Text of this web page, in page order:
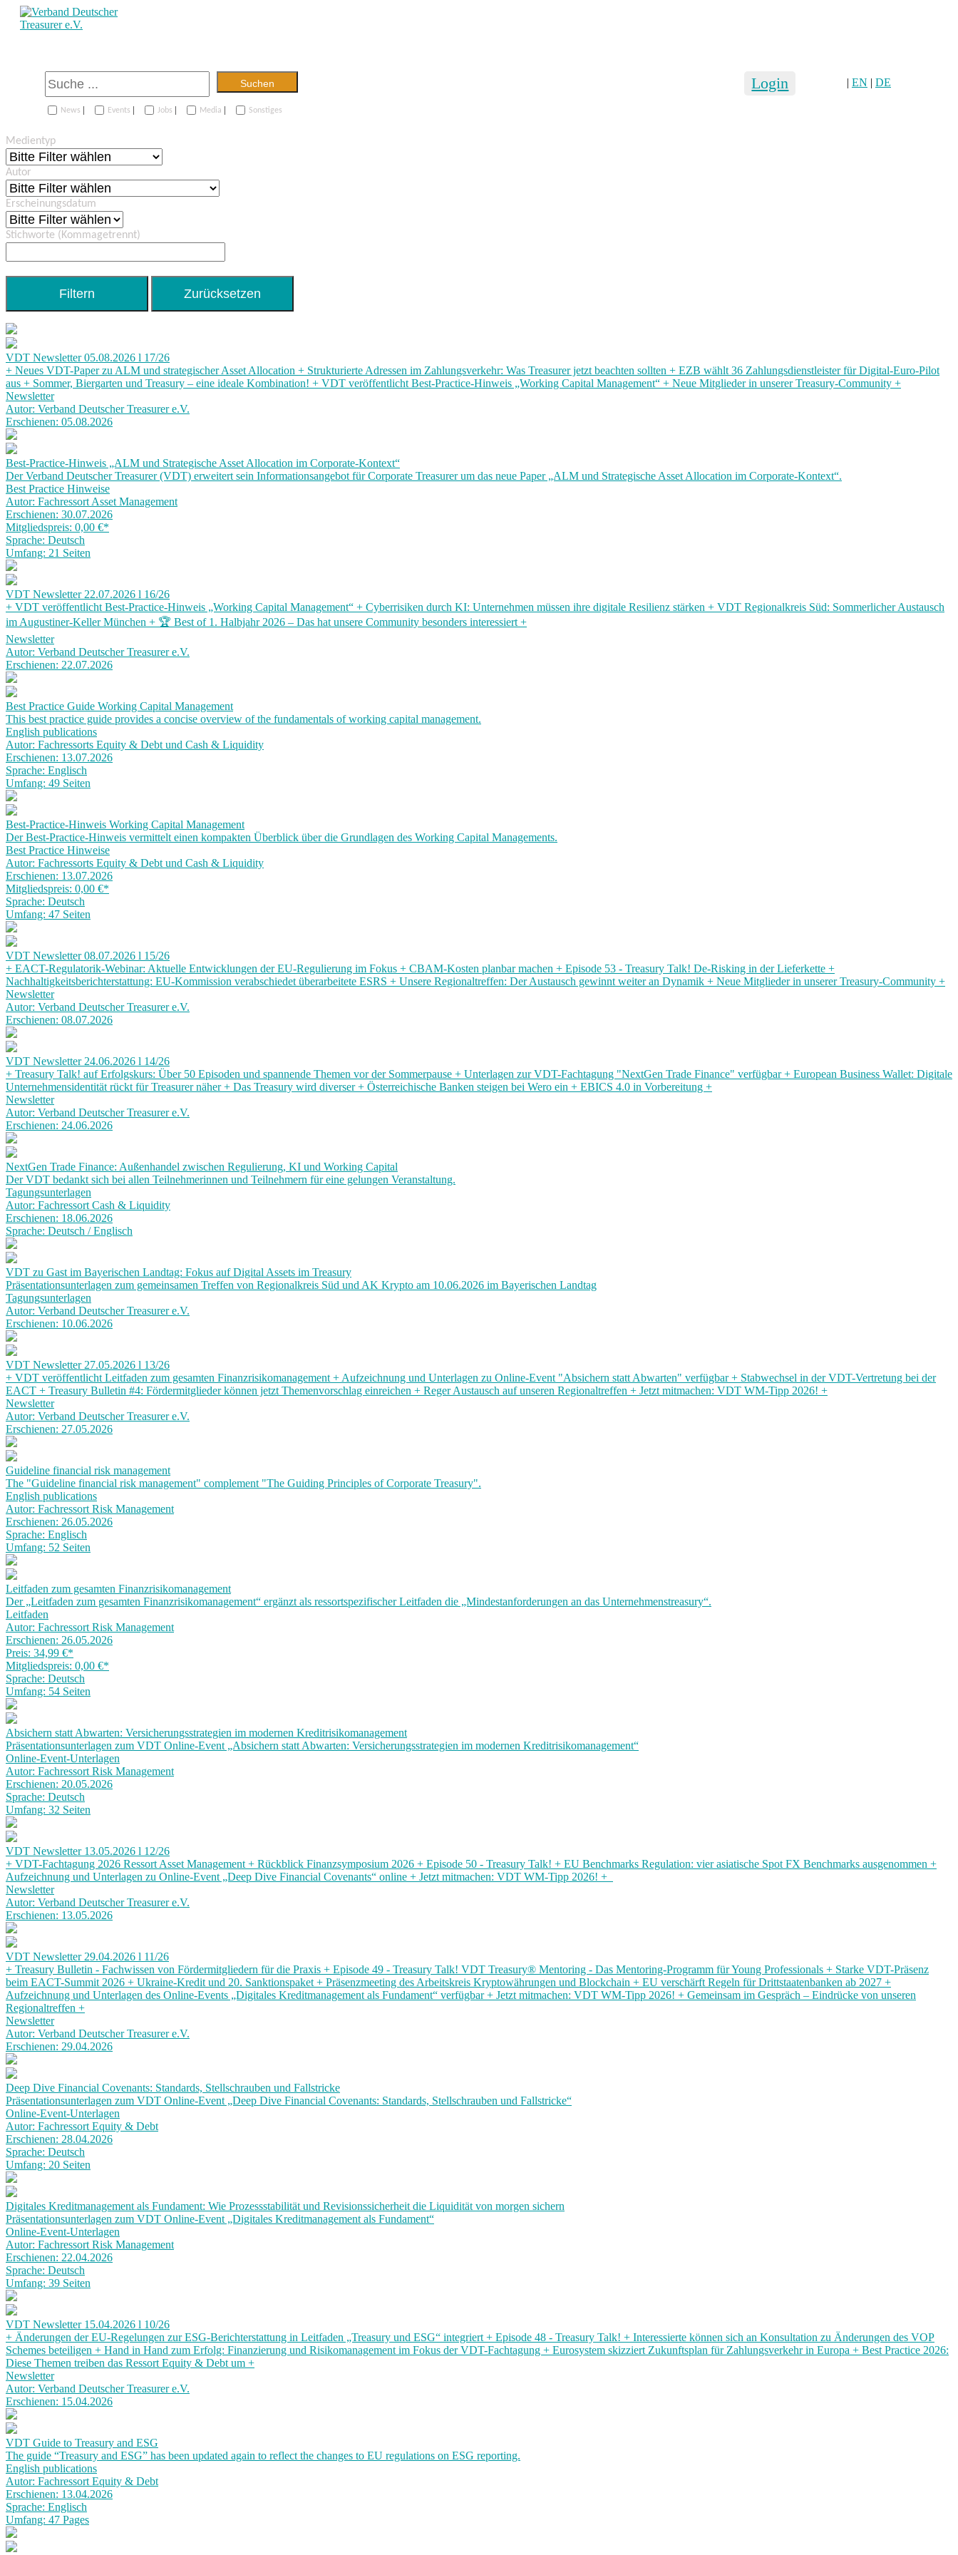
| EN | DE
Login
Suchen
News | Events | Jobs | Media | Sonstiges
Medientyp
Autor
Erscheinungsdatum
Stichworte (Kommagetrennt)
VDT Newsletter 05.08.2026 l 17/26
+ Neues VDT-Paper zu ALM und strategischer Asset Allocation + Strukturierte Adressen im Zahlungsverkehr: Was Treasurer jetzt beachten sollten + EZB wählt 36 Zahlungsdienstleister für Digital-Euro-Pilot
aus + Sommer, Biergarten und Treasury – eine ideale Kombination! + VDT veröffentlicht Best-Practice-Hinweis „Working Capital Management“ + Neue Mitglieder in unserer Treasury-Community +
Newsletter
Autor: Verband Deutscher Treasurer e.V.
Erschienen: 05.08.2026
Best-Practice-Hinweis „ALM und Strategische Asset Allocation im Corporate-Kontext“
Der Verband Deutscher Treasurer (VDT) erweitert sein Informationsangebot für Corporate Treasurer um das neue Paper „ALM und Strategische Asset Allocation im Corporate-Kontext“.
Best Practice Hinweise
Autor: Fachressort Asset Management
Erschienen: 30.07.2026
Mitgliedspreis: 0,00 €*
Sprache: Deutsch
Umfang: 21 Seiten
VDT Newsletter 22.07.2026 l 16/26
+ VDT veröffentlicht Best-Practice-Hinweis „Working Capital Management“ + Cyberrisiken durch KI: Unternehmen müssen ihre digitale Resilienz stärken + VDT Regionalkreis Süd: Sommerlicher Austausch
im Augustiner-Keller München + 🏆 Best of 1. Halbjahr 2026 – Das hat unsere Community besonders interessiert +
Newsletter
Autor: Verband Deutscher Treasurer e.V.
Erschienen: 22.07.2026
Best Practice Guide Working Capital Management
This best practice guide provides a concise overview of the fundamentals of working capital management.
English publications
Autor: Fachressorts Equity & Debt und Cash & Liquidity
Erschienen: 13.07.2026
Sprache: Englisch
Umfang: 49 Seiten
Best-Practice-Hinweis Working Capital Management
Der Best-Practice-Hinweis vermittelt einen kompakten Überblick über die Grundlagen des Working Capital Managements.
Best Practice Hinweise
Autor: Fachressorts Equity & Debt und Cash & Liquidity
Erschienen: 13.07.2026
Mitgliedspreis: 0,00 €*
Sprache: Deutsch
Umfang: 47 Seiten
VDT Newsletter 08.07.2026 l 15/26
+ EACT-Regulatorik-Webinar: Aktuelle Entwicklungen der EU-Regulierung im Fokus + CBAM-Kosten planbar machen + Episode 53 - Treasury Talk! De-Risking in der Lieferkette +
Nachhaltigkeitsberichterstattung: EU-Kommission verabschiedet überarbeitete ESRS + Unsere Regionaltreffen: Der Austausch gewinnt weiter an Dynamik + Neue Mitglieder in unserer Treasury-Community +
Newsletter
Autor: Verband Deutscher Treasurer e.V.
Erschienen: 08.07.2026
VDT Newsletter 24.06.2026 l 14/26
+ Treasury Talk! auf Erfolgskurs: Über 50 Episoden und spannende Themen vor der Sommerpause + Unterlagen zur VDT-Fachtagung "NextGen Trade Finance" verfügbar + European Business Wallet: Digitale
Unternehmensidentität rückt für Treasurer näher + Das Treasury wird diverser + Österreichische Banken steigen bei Wero ein + EBICS 4.0 in Vorbereitung +
Newsletter
Autor: Verband Deutscher Treasurer e.V.
Erschienen: 24.06.2026
NextGen Trade Finance: Außenhandel zwischen Regulierung, KI und Working Capital
Der VDT bedankt sich bei allen Teilnehmerinnen und Teilnehmern für eine gelungen Veranstaltung.
Tagungsunterlagen
Autor: Fachressort Cash & Liquidity
Erschienen: 18.06.2026
Sprache: Deutsch / Englisch
VDT zu Gast im Bayerischen Landtag: Fokus auf Digital Assets im Treasury
Präsentationsunterlagen zum gemeinsamen Treffen von Regionalkreis Süd und AK Krypto am 10.06.2026 im Bayerischen Landtag
Tagungsunterlagen
Autor: Verband Deutscher Treasurer e.V.
Erschienen: 10.06.2026
VDT Newsletter 27.05.2026 l 13/26
+ VDT veröffentlicht Leitfaden zum gesamten Finanzrisikomanagement + Aufzeichnung und Unterlagen zu Online-Event "Absichern statt Abwarten" verfügbar + Stabwechsel in der VDT-Vertretung bei der
EACT + Treasury Bulletin #4: Fördermitglieder können jetzt Themenvorschlag einreichen + Reger Austausch auf unseren Regionaltreffen + Jetzt mitmachen: VDT WM-Tipp 2026! +
Newsletter
Autor: Verband Deutscher Treasurer e.V.
Erschienen: 27.05.2026
Guideline financial risk management
The "Guideline financial risk management" complement "The Guiding Principles of Corporate Treasury".
English publications
Autor: Fachressort Risk Management
Erschienen: 26.05.2026
Sprache: Englisch
Umfang: 52 Seiten
Leitfaden zum gesamten Finanzrisikomanagement
Der „Leitfaden zum gesamten Finanzrisikomanagement“ ergänzt als ressortspezifischer Leitfaden die „Mindestanforderungen an das Unternehmenstreasury“.
Leitfaden
Autor: Fachressort Risk Management
Erschienen: 26.05.2026
Preis: 34,99 €*
Mitgliedspreis: 0,00 €*
Sprache: Deutsch
Umfang: 54 Seiten
Absichern statt Abwarten: Versicherungsstrategien im modernen Kreditrisikomanagement
Präsentationsunterlagen zum VDT Online-Event „Absichern statt Abwarten: Versicherungsstrategien im modernen Kreditrisikomanagement“
Online-Event-Unterlagen
Autor: Fachressort Risk Management
Erschienen: 20.05.2026
Sprache: Deutsch
Umfang: 32 Seiten
VDT Newsletter 13.05.2026 l 12/26
+ VDT-Fachtagung 2026 Ressort Asset Management + Rückblick Finanzsymposium 2026 + Episode 50 - Treasury Talk!‌ ‌+ EU Benchmarks Regulation: vier asiatische Spot FX Benchmarks ausgenommen +
Aufzeichnung und Unterlagen zu Online-Event „Deep Dive Financial Covenants“ online + Jetzt mitmachen: VDT WM-Tipp 2026! +
Newsletter
Autor: Verband Deutscher Treasurer e.V.
Erschienen: 13.05.2026
VDT Newsletter 29.04.2026 l 11/26
+ Treasury Bulletin - Fachwissen von Fördermitgliedern für die Praxis + Episode 49 - Treasury Talk! VDT Treasury® Mentoring - Das Mentoring-Programm für Young Professionals + Starke VDT-Präsenz
beim EACT-Summit 2026 + Ukraine-Kredit und 20. Sanktionspaket + Präsenzmeeting des Arbeitskreis Kryptowährungen und Blockchain + EU verschärft Regeln für Drittstaatenbanken ab 2027 +
Aufzeichnung und Unterlagen des Online-Events „Digitales Kreditmanagement als Fundament“ verfügbar + Jetzt mitmachen: VDT WM-Tipp 2026! + Gemeinsam im Gespräch – Eindrücke von unseren
Regionaltreffen +
Newsletter
Autor: Verband Deutscher Treasurer e.V.
Erschienen: 29.04.2026
Deep Dive Financial Covenants: Standards, Stellschrauben und Fallstricke
Präsentationsunterlagen zum VDT Online-Event „Deep Dive Financial Covenants: Standards, Stellschrauben und Fallstricke“
Online-Event-Unterlagen
Autor: Fachressort Equity & Debt
Erschienen: 28.04.2026
Sprache: Deutsch
Umfang: 20 Seiten
Digitales Kreditmanagement als Fundament: Wie Prozessstabilität und Revisionssicherheit die Liquidität von morgen sichern
Präsentationsunterlagen zum VDT Online-Event „Digitales Kreditmanagement als Fundament“
Online-Event-Unterlagen
Autor: Fachressort Risk Management
Erschienen: 22.04.2026
Sprache: Deutsch
Umfang: 39 Seiten
VDT Newsletter 15.04.2026 l 10/26
+ Änderungen der EU-Regelungen zur ESG-Berichterstattung in Leitfaden „Treasury und ESG“ integriert + Episode 48 - Treasury Talk! + Interessierte können sich an Konsultation zu Änderungen des VOP
Schemes beteiligen + Hand in Hand zum Erfolg: Finanzierung und Risikomanagement im Fokus der VDT-Fachtagung + Eurosystem skizziert Zukunftsplan für Zahlungsverkehr in Europa + Best Practice 2026:
Diese Themen treiben das Ressort Equity & Debt um +
Newsletter
Autor: Verband Deutscher Treasurer e.V.
Erschienen: 15.04.2026
VDT Guide to Treasury and ESG
The guide “Treasury and ESG” has been updated again to reflect the changes to EU regulations on ESG reporting.
English publications
Autor: Fachressort Equity & Debt
Erschienen: 13.04.2026
Sprache: Englisch
Umfang: 47 Pages